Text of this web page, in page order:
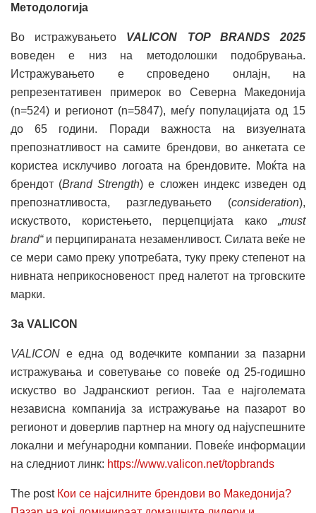
Методологија
Во истражувањето VALICON TOP BRANDS 2025
воведен е низ на методолошки подобрувања.
Истражувањето е спроведено онлајн, на
репрезентативен примерок во Северна Македонија
(n=524) и регионот (n=5847), меѓу популацијата од 15
до 65 години. Поради важноста на визуелната
препознатливост на самите брендови, во анкетата се
користеа исклучиво логоата на брендовите. Моќта на
брендот (Brand Strength) е сложен индекс изведен од
препознатливоста, разгледувањето (consideration),
искуството, користењето, перцепцијата како „must
brand“и перципираната незаменливост. Силата веќе не
се мери само преку употребата, туку преку степенот на
нивната неприкосновеност пред налетот на трговските
марки.
За VALICON
VALICON е една од водечките компании за пазарни
истражувања и советување со повеќе од 25-годишно
искуство во Јадранскиот регион. Таа е најголемата
независна компанија за истражување на пазарот во
регионот и доверлив партнер на многу од најуспешните
локални и меѓународни компании. Повеќе информации
на следниот линк: https://www.valicon.net/topbrands
The post Кои се најсилните брендови во Македонија?